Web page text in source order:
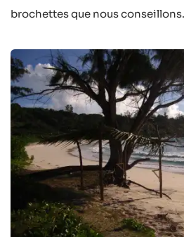
brochettes que nous conseillons.